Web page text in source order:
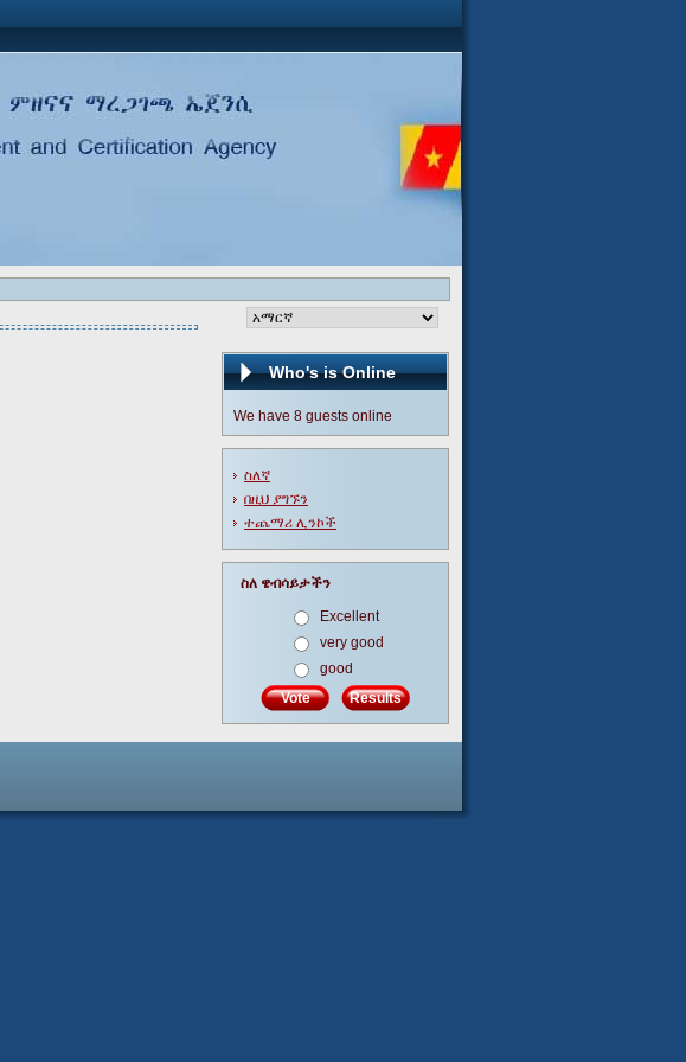
Who's is Online
We have 8 guests online
ስለኛ
በዚህ ያግኙን
ተጨማሪ ሊንኮች
ስለ ዌብሳይታችን
Excellent
very good
good